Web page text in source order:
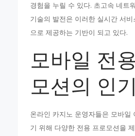
경험을 누릴 수 있다. 초고속 네트
기술의 발전은 이러한 실시간 서
으로 제공하는 기반이 되고 있다.
모바일 전
모션의 인기
온라인 카지노 운영자들은 모바일
기 위해 다양한 전용 프로모션을